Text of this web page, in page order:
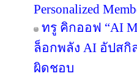
Personalized
ทรู คิกออฟ “AI
ล็อกพลัง AI อัปสกิ
ผิดชอบ